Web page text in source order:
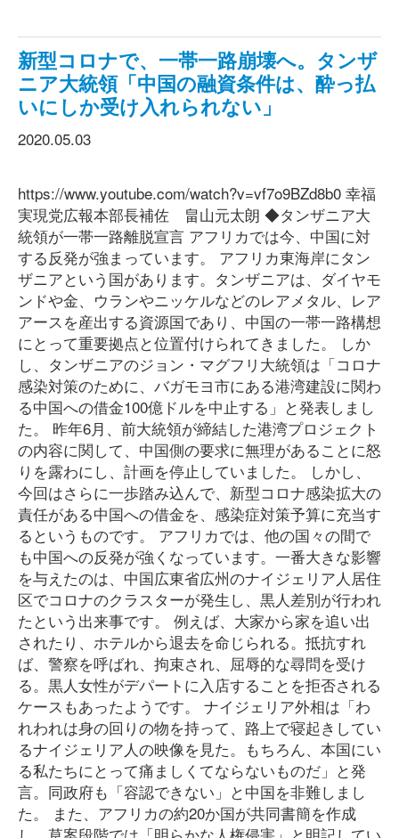
新型コロナで、一帯一路崩壊へ。タンザ
ニア大統領「中国の融資条件は、酔っ払
いにしか受け入れられない」
2020.05.03
https://www.youtube.com/watch?v=vf7o9BZd8b0 幸福
実現党広報本部長補佐 畠山元太朗 ◆タンザニア大
統領が一帯一路離脱宣言 アフリカでは今、中国に対
する反発が強まっています。 アフリカ東海岸にタン
ザニアという国があります。タンザニアは、ダイヤモ
ンドや金、ウランやニッケルなどのレアメタル、レア
アースを産出する資源国であり、中国の一帯一路構想
にとって重要拠点と位置付けられてきました。 しか
し、タンザニアのジョン・マグフリ大統領は「コロナ
感染対策のために、バガモヨ市にある港湾建設に関わ
る中国への借金100億ドルを中止する」と発表しまし
た。 昨年6月、前大統領が締結した港湾プロジェクト
の内容に関して、中国側の要求に無理があることに怒
りを露わにし、計画を停止していました。 しかし、
今回はさらに一歩踏み込んで、新型コロナ感染拡大の
責任がある中国への借金を、感染症対策予算に充当す
るというものです。 アフリカでは、他の国々の間で
も中国への反発が強くなっています。一番大きな影響
を与えたのは、中国広東省広州のナイジェリア人居住
区でコロナのクラスターが発生し、黒人差別が行われ
たという出来事です。 例えば、大家から家を追い出
されたり、ホテルから退去を命じられる。抵抗すれ
ば、警察を呼ばれ、拘束され、屈辱的な尋問を受け
る。黒人女性がデパートに入店することを拒否される
ケースもあったようです。 ナイジェリア外相は「わ
れわれは身の回りの物を持って、路上で寝起きしてい
るナイジェリア人の映像を見た。もちろん、本国にい
る私たちにとって痛ましくてならないものだ」と発
言。同政府も「容認できない」と中国を非難しまし
た。 また、アフリカの約20か国が共同書簡を作成